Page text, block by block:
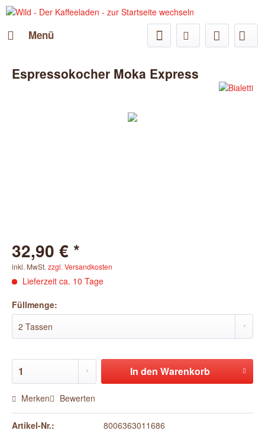
Menü
Espressokocher Moka Express
32,90 € *
inkl. MwSt. zzgl. Versandkosten
Lieferzeit ca. 10 Tage
Füllmenge:
In den Warenkorb
Merken Bewerten
Artikel-Nr.:
8006363011686